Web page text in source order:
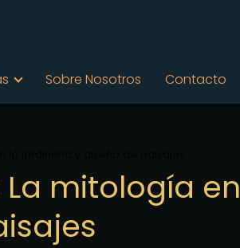
Sobre Nosotros Contacto
La mitología en